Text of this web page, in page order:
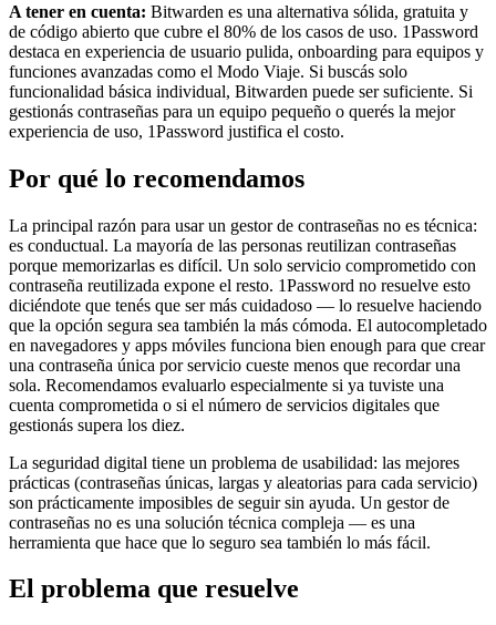
A tener en cuenta: Bitwarden es una alternativa sólida, gratuita y
de código abierto que cubre el 80% de los casos de uso. 1Password
destaca en experiencia de usuario pulida, onboarding para equipos y
funciones avanzadas como el Modo Viaje. Si buscás solo
funcionalidad básica individual, Bitwarden puede ser suficiente. Si
gestionás contraseñas para un equipo pequeño o querés la mejor
experiencia de uso, 1Password justifica el costo.
Por qué lo recomendamos
La principal razón para usar un gestor de contraseñas no es técnica:
es conductual. La mayoría de las personas reutilizan contraseñas
porque memorizarlas es difícil. Un solo servicio comprometido con
contraseña reutilizada expone el resto. 1Password no resuelve esto
diciéndote que tenés que ser más cuidadoso — lo resuelve haciendo
que la opción segura sea también la más cómoda. El autocompletado
en navegadores y apps móviles funciona bien enough para que crear
una contraseña única por servicio cueste menos que recordar una
sola. Recomendamos evaluarlo especialmente si ya tuviste una
cuenta comprometida o si el número de servicios digitales que
gestionás supera los diez.
La seguridad digital tiene un problema de usabilidad: las mejores
prácticas (contraseñas únicas, largas y aleatorias para cada servicio)
son prácticamente imposibles de seguir sin ayuda. Un gestor de
contraseñas no es una solución técnica compleja — es una
herramienta que hace que lo seguro sea también lo más fácil.
El problema que resuelve